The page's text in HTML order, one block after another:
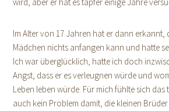
Im Alter von 17 Jahren hat er dann erkannt,
Mädchen nichts anfangen kann und hatte
Ich war überglücklich, hatte ich doch
Angst, dass er es verleugnen würde und
Leben leben würde. Für mich fühlte sich das
auch kein Problem damit, die kleinen